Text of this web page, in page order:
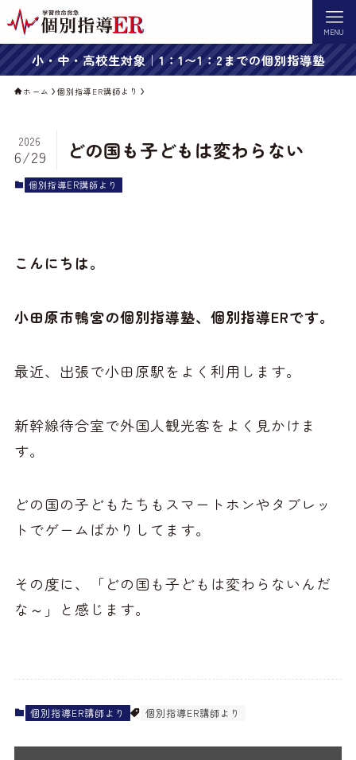
MENU
小・中・高校生対象｜1：1〜1：2までの個別指導塾
ホーム 個別指導ER講師より
どの国も子どもは変わらない
2026
6/29
個別指導ER講師より
こんにちは。
小田原市鴨宮の個別指導塾、個別指導ERです。
最近、出張で小田原駅をよく利用します。
新幹線待合室で外国人観光客をよく見かけま
す。
どの国の子どもたちもスマートホンやタブレッ
トでゲームばかりしてます。
その度に、「どの国も子どもは変わらないんだ
な～」と感じます。
個別指導ER講師より 個別指導ER講師より